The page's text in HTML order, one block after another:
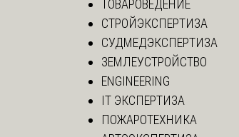
ТОВАРОВЕДЕНИЕ
СТРОЙЭКСПЕРТИЗА
СУДМЕДЭКСПЕРТИЗА
ЗЕМЛЕУСТРОЙСТВО
ENGINEERING
IT ЭКСПЕРТИЗА
ПОЖАРОТЕХНИКА